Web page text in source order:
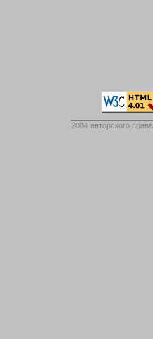
2004 авторского права